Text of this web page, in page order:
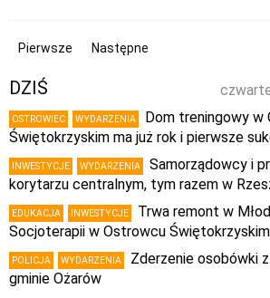
Pierwsze Następne
DZIŚ
OSTROWIEC WYDARZENIA
Dom treningowy w
Świętokrzyskim ma już rok i pierwsze
INWESTYCJE WYDARZENIA
Samorządowcy i
korytarzu centralnym, tym razem w
EDUKACJA INWESTYCJE
Trwa remont w
Socjoterapii w Ostrowcu Świętokrzyskim
POLICJA WYDARZENIA
Zderzenie osobówki
gminie Ożarów